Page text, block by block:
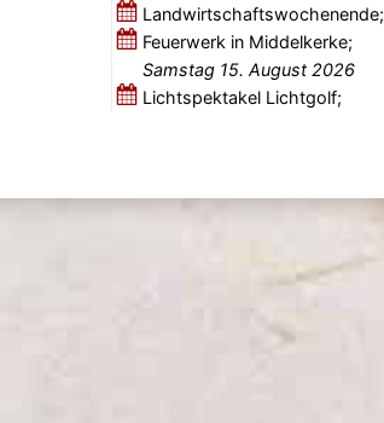
Landwirtschaftswochenende;
Feuerwerk in Middelkerke;
Samstag 15. August 2026
Lichtspektakel Lichtgolf;